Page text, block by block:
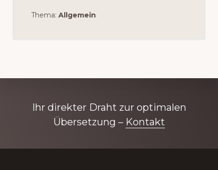
Thema: Allgemein
Explore
Ihr direkter Draht zur optimalen
Übersetzung – Kontakt